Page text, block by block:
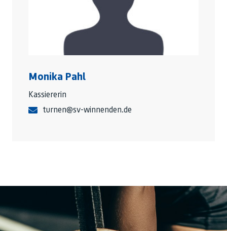
Monika Pahl
Kassiererin
turnen@sv-winnenden.de